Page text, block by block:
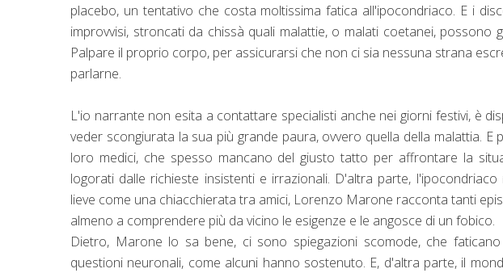
placebo, un tentativo che costa moltissima fatica all'ipocondriaco. E i
improvvisi, stroncati da chissà quali malattie, o malati coetanei, possono
Palpare il proprio corpo, per assicurarsi che non ci sia nessuna strana
parlarne.
L'io narrante non esita a contattare specialisti anche nei giorni festivi, è
veder scongiurata la sua più grande paura, ovvero quella della malattia.
loro medici, che spesso mancano del giusto tatto per affrontare la
logorati dalle richieste insistenti e irrazionali. D'altra parte,
lieve come una chiacchierata tra amici, Lorenzo Marone racconta tanti
almeno a comprendere più da vicino le esigenze e le angosce di un fobico.
Dietro, Marone lo sa bene, ci sono spiegazioni scomode, che
questioni neuronali, come alcuni hanno sostenuto. E, d'altra parte, il